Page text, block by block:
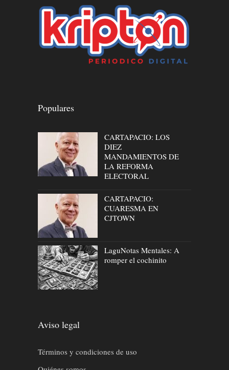
Populares
CARTAPACIO: LOS
DIEZ
MANDAMIENTOS DE
LA REFORMA
ELECTORAL
CARTAPACIO:
CUARESMA EN
CJTOWN
LaguNotas Mentales: A
romper el cochinito
Aviso legal
Términos y condiciones de uso